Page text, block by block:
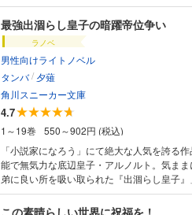
最強出涸らし皇子の暗躍帝位争い
ラノベ
男性向けライトノベル
タンバ/ 夕薙
角川スニーカー文庫
4.7
1～19巻
550～902円 (税込)
「小説家になろう」にて絶大な人気を誇る
能で無気力な底辺皇子・アルノルト。気ま
弟に良い所を吸い取られた『出涸らし皇子
ていた。しかし、皇子達の帝位争いが激化
気を出す"ことを決意する。 「皇帝になる気
この素晴らしい世界に祝福を！